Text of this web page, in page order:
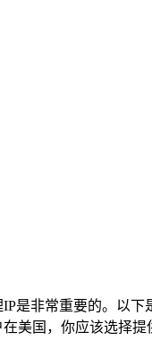
非常重要的。以
美国，你应该选择